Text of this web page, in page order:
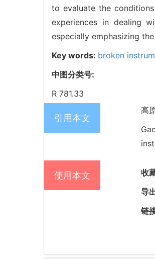
to evaluate the
experiences in dealing
especially emphasizing
Key words: broken
中图分类号:
R 781.33
引用本文
高
使用本文 收
导
链